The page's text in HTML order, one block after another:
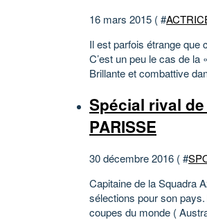
16 mars 2015 ( #
Il est parfois étrange que
C’est un peu le cas de
Brillante et combattive
Spécial rival
PARISSE
30 décembre 2016 ( #
Capitaine de la Squadra
sélections pour son
coupes du monde (